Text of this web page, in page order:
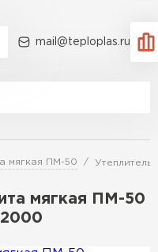
mail@teploplas.ru
мягкая ПМ-50 Утеплитель
мягкая ПМ-50